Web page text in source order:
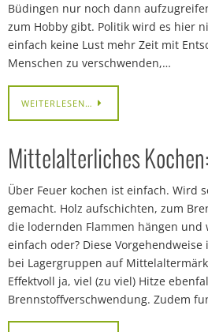
Büdingen nur noch dann
zum Hobby gibt. Politik wird es hier
einfach keine Lust mehr Zeit mit
Menschen zu verschwenden,…
WEITERLESEN…
Mittelalterliches
Über Feuer kochen ist einfach. Wird
gemacht. Holz aufschichten, zum
die lodernden Flammen hängen und
einfach oder? Diese
bei Lagergruppen auf
Effektvoll ja, viel (zu viel) Hitze
Brennstoffverschwendung. Zudem